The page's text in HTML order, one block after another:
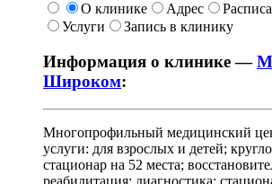
О клинике
Адрес
Услуги
Запись в клинику
Информация о клинике —
Широком:
Многопрофильный медицинский
услуги: для взрослых и детей;
стационар на 52 места;
реабилитация; диагностика;